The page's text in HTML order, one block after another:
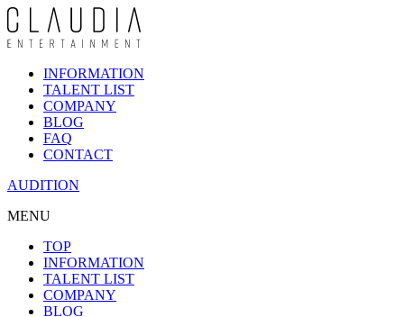
INFORMATION
TALENT LIST
COMPANY
BLOG
FAQ
CONTACT
AUDITION
MENU
TOP
INFORMATION
TALENT LIST
COMPANY
BLOG